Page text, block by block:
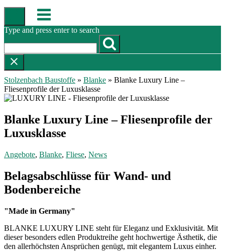
Skip
content
Menu
Type and press enter to search
Stolzenbach Baustoffe » Blanke » Blanke Luxury Line –
Fliesenprofile der Luxusklasse
Blanke Luxury Line – Fliesenprofile der
Luxusklasse
Angebote, Blanke, Fliese, News
Belagsabschlüsse für Wand- und
Bodenbereiche
"Made in Germany"
BLANKE LUXURY LINE steht für Eleganz und Exklusivität. Mit
dieser besonders edlen Produktreihe geht hochwertige Ästhetik, die
den allerhöchsten Ansprüchen genügt, mit elegantem Luxus einher.